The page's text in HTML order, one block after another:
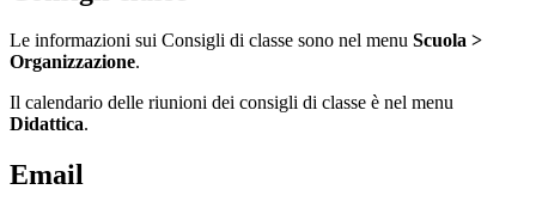
Le informazioni sui Consigli di classe sono nel menu Scuola >
Organizzazione.
Il calendario delle riunioni dei consigli di classe è nel menu
Didattica.
Email